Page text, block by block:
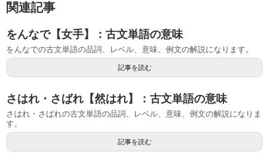
関連記事
をんなで【女手】：古文単語の意味
をんなでの古文単語の品詞、レベル、意味、例文の解説になります。
記事を読む
さはれ・さばれ【然はれ】：古文単語の意味
さはれ・さばれの古文単語の品詞、レベル、意味、例文の解説になりま
す。
記事を読む